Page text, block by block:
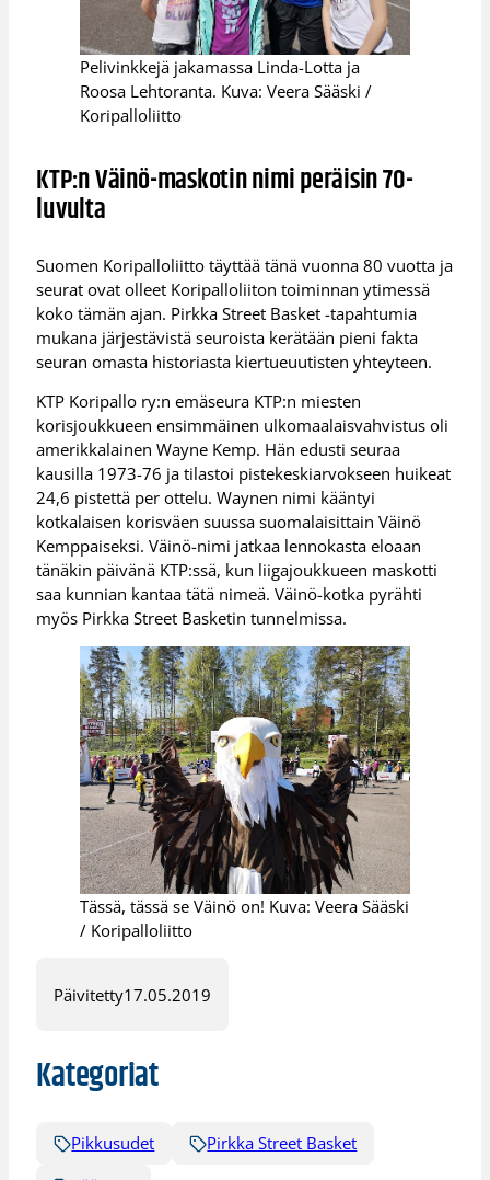
Pelivinkkejä jakamassa Linda-Lotta ja
Roosa Lehtoranta. Kuva: Veera Sääski /
Koripalloliitto
KTP:n Väinö-maskotin nimi peräisin 70-
luvulta
Suomen Koripalloliitto täyttää tänä vuonna 80 vuotta ja
seurat ovat olleet Koripalloliiton toiminnan ytimessä
koko tämän ajan. Pirkka Street Basket -tapahtumia
mukana järjestävistä seuroista kerätään pieni fakta
seuran omasta historiasta kiertueuutisten yhteyteen.
KTP Koripallo ry:n emäseura KTP:n miesten
korisjoukkueen ensimmäinen ulkomaalaisvahvistus oli
amerikkalainen Wayne Kemp. Hän edusti seuraa
kausilla 1973-76 ja tilastoi pistekeskiarvokseen huikeat
24,6 pistettä per ottelu. Waynen nimi kääntyi
kotkalaisen korisväen suussa suomalaisittain Väinö
Kemppaiseksi. Väinö-nimi jatkaa lennokasta eloaan
tänäkin päivänä KTP:ssä, kun liigajoukkueen maskotti
saa kunnian kantaa tätä nimeä. Väinö-kotka pyrähti
myös Pirkka Street Basketin tunnelmissa.
Tässä, tässä se Väinö on! Kuva: Veera Sääski
/ Koripalloliitto
Päivitetty17.05.2019
Kategoriat
Pikkusudet
Pirkka Street Basket